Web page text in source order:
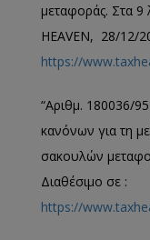
μεταφοράς. Στα
HEAVEN, 28/12/
https://
“Αριθμ. 180036/
κανόνων για τη
σακουλών
Διαθέσιμο σε :
https://